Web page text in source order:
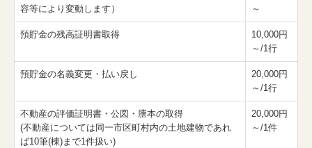
容等により変動します）
～
預貯金の残高証明書取得
10,000円
～/1行
預貯金の名義変更・払い戻し
20,000円
～/1行
不動産の評価証明書・公図・謄本の取得
(不動産については同一市区町村内の土地建物であれ
ば10筆(棟)まで1件扱い)
20,000円
～/1件